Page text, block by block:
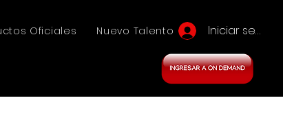
Oficiales Nuevo Talento Iniciar sesión